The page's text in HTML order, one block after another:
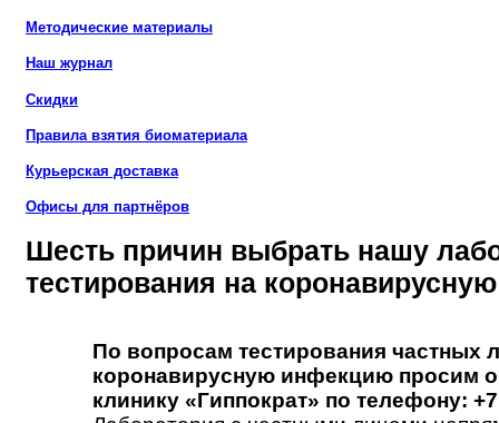
Методические материалы
Наш журнал
Скидки
Правила взятия биоматериала
Курьерская доставка
Офисы для партнёров
Шесть причин выбрать нашу
тестирования на
По вопросам тестирования частных
коронавирусную инфекцию просим
клинику «Гиппократ» по телефону: